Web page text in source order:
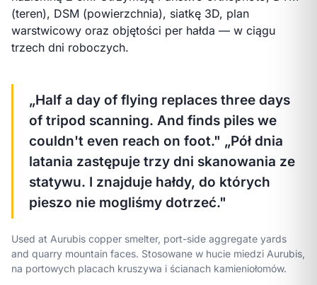
(teren), DSM (powierzchnia), siatkę 3D, plan
warstwicowy oraz objętości per hałda — w ciągu
trzech dni roboczych.
„Half a day of flying replaces three days
of tripod scanning. And finds piles we
couldn't even reach on foot." „Pół dnia
latania zastępuje trzy dni skanowania ze
statywu. I znajduje hałdy, do których
pieszo nie mogliśmy dotrzeć."
Used at Aurubis copper smelter, port-side aggregate yards
and quarry mountain faces. Stosowane w hucie miedzi Aurubis,
na portowych placach kruszywa i ścianach kamieniołomów.